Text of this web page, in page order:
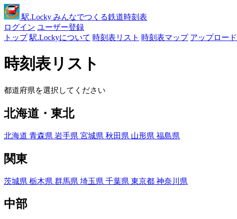
駅.Locky みんなでつくる鉄道時刻表
ログイン ユーザー登録
トップ 駅.Lockyについて 時刻表リスト 時刻表マップ アップロード
時刻表リスト
都道府県を選択してください
北海道・東北
北海道 青森県 岩手県 宮城県 秋田県 山形県 福島県
関東
茨城県 栃木県 群馬県 埼玉県 千葉県 東京都 神奈川県
中部